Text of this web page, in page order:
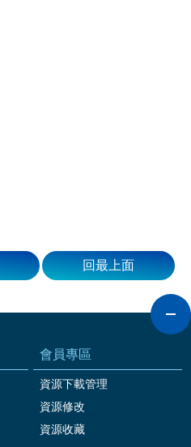
回最上面
會員專區
資源下載管理
資源修改
資源收藏